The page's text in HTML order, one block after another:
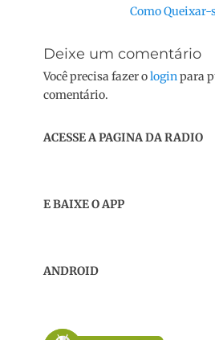
Como
Deixe um comentário
Você precisa fazer ologinpara
comentário.
ACESSE A PAGINA DA RADIO
E BAIXE O APP
ANDROID